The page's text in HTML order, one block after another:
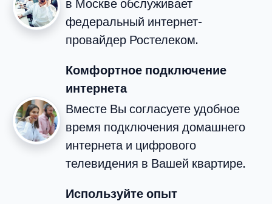
в Москве обслуживает
федеральный интернет-
провайдер Ростелеком.
Комфортное подключение
интернета
Вместе Вы согласуете удобное
время подключения домашнего
интернета и цифрового
телевидения в Вашей квартире.
Используйте опыт